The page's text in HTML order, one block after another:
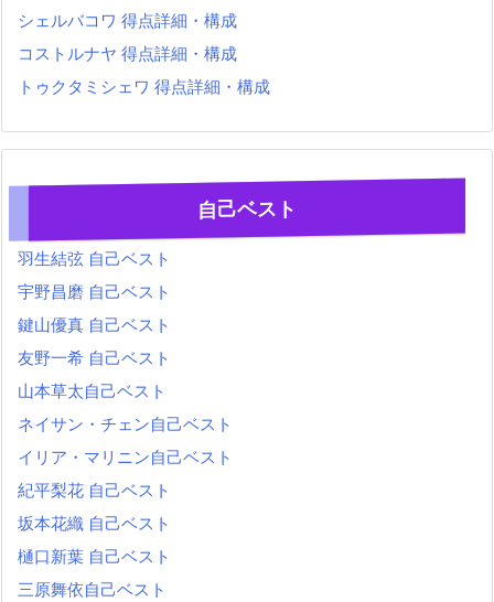
シェルバコワ 得点詳細・構成
コストルナヤ 得点詳細・構成
トゥクタミシェワ 得点詳細・構成
自己ベスト
羽生結弦 自己ベスト
宇野昌磨 自己ベスト
鍵山優真 自己ベスト
友野一希 自己ベスト
山本草太自己ベスト
ネイサン・チェン自己ベスト
イリア・マリニン自己ベスト
紀平梨花 自己ベスト
坂本花織 自己ベスト
樋口新葉 自己ベスト
三原舞依自己ベスト